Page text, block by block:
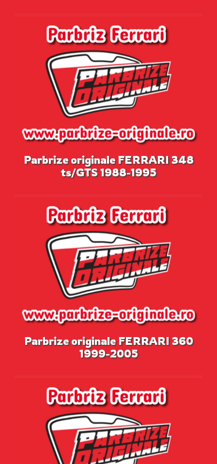
Parbrize originale FERRARI 348
ts/GTS 1988-1995
Parbrize originale FERRARI 360
1999-2005